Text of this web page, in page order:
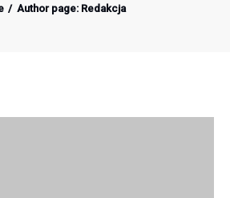
Author page: Redakcja